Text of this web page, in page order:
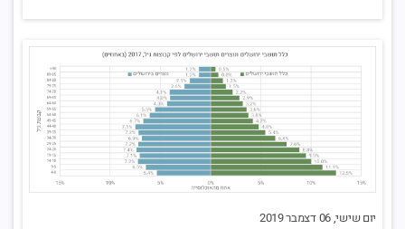
יום שישי, 06 דצמבר 2019